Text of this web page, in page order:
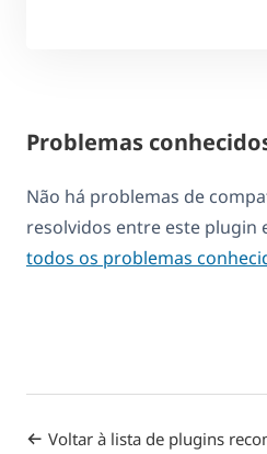
Problemas
Não há problemas de
resolvidos entre este plugin
todos os problemas
Voltar à lista de plugins